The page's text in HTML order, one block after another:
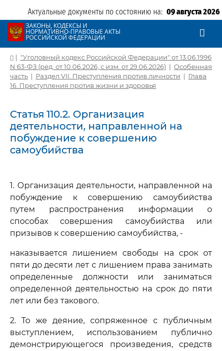
Актуальные документы по состоянию на: 09 августа 2026
ЗАКОНЫ, КОДЕКСЫ И
НОРМАТИВНО-ПРАВОВЫЕ АКТЫ
РОССИЙСКОЙ ФЕДЕРАЦИИ
| "Уголовный кодекс Российской Федерации" от 13.06.1996
N 63-ФЗ (ред. от 10.06.2026, с изм. от 29.06.2026) | Особенная
часть | Раздел VII. Преступления против личности | Глава
16. Преступления против жизни и здоровья
Статья 110.2. Организация
деятельности, направленной на
побуждение к совершению
самоубийства
1. Организация деятельности, направленной на
побуждение к совершению самоубийства
путем распространения информации о
способах совершения самоубийства или
призывов к совершению самоубийства, -
наказывается лишением свободы на срок от
пяти до десяти лет с лишением права занимать
определенные должности или заниматься
определенной деятельностью на срок до пяти
лет или без такового.
2. То же деяние, сопряженное с публичным
выступлением, использованием публично
демонстрирующегося произведения, средств